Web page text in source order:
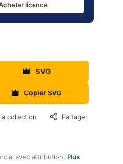
licence
SVG
Copier SVG
collection Partager
avec attribution. Plus